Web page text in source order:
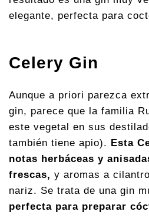
elegante, perfecta para
Celery Gin
Aunque a priori parezca
gin, parece que la familia
este vegetal en sus
también tiene apio). Esta
notas herbáceas y
frescas, y aromas a
nariz. Se trata de una gin
perfecta para preparar